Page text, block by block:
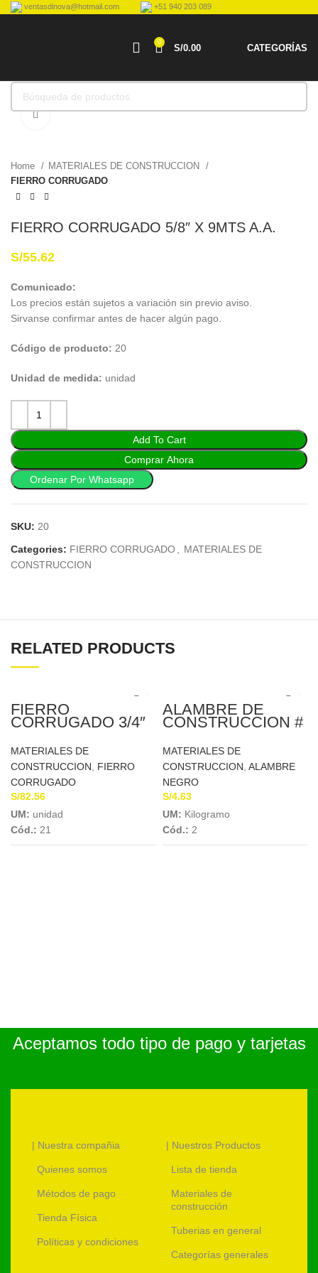
ventasdinova@hotmail.com +51 940 203 089
0
S/0.00 CATEGORÍAS
Haga Click para agrandar
Home
MATERIALES DE CONSTRUCCION
FIERRO CORRUGADO
FIERRO CORRUGADO 5/8″ X 9MTS A.A.
S/55.62
Comunicado:
Los precios están sujetos a variación sin previo aviso.
Sirvanse confirmar antes de hacer algún pago.
Código de producto: 20
Unidad de medida: unidad
Add To Cart
Comprar Ahora
Ordenar Por Whatsapp
SKU: 20
Categories: FIERRO CORRUGADO
MATERIALES DE
CONSTRUCCION
RELATED PRODUCTS
FIERRO
CORRUGADO 3/4″
MATERIALES DE
CONSTRUCCION
FIERRO
CORRUGADO
S/82.56
UM: unidad
Cód.: 21
ALAMBRE DE
CONSTRUCCION #
MATERIALES DE
CONSTRUCCION ALAMBRE
NEGRO
S/4.63
UM: Kilogramo
Cód.: 2
Aceptamos todo tipo de pago y tarjetas
| Nuestra compañia
Quienes somos
Métodos de pago
Tienda Física
Políticas y condiciones
| Nuestros Productos
Lista de tienda
Materiales de
construcción
Tuberias en general
Categorías generales